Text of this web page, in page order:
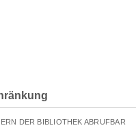
DER BIBLIOTHEK ABRUFBAR